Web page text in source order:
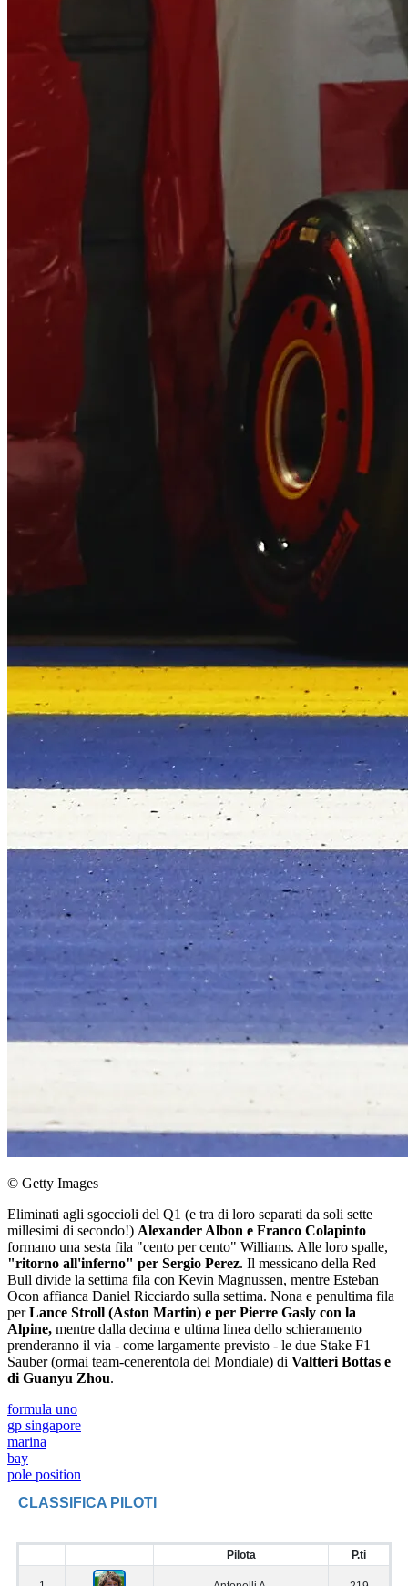
© Getty Images
Eliminati agli sgoccioli del Q1 (e tra di loro separati da soli sette
millesimi di secondo!) Alexander Albon e Franco Colapinto
formano una sesta fila "cento per cento" Williams. Alle loro spalle,
"ritorno all'inferno" per Sergio Perez. Il messicano della Red
Bull divide la settima fila con Kevin Magnussen, mentre Esteban
Ocon affianca Daniel Ricciardo sulla settima. Nona e penultima fila
perLance Stroll (Aston Martin) e per Pierre Gasly con la
Alpine, mentre dalla decima e ultima linea dello schieramento
prenderanno il via - come largamente previsto - le due Stake F1
Sauber (ormai team-cenerentola del Mondiale) di Valtteri Bottas e
di Guanyu Zhou.
formula uno
gp singapore
marina
bay
pole position